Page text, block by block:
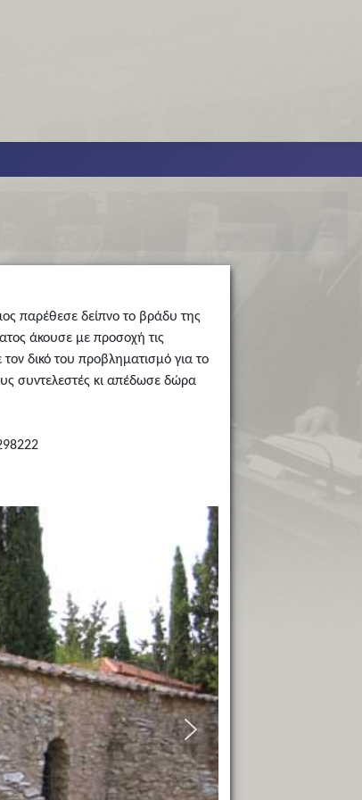
παρέθεσε δείπνο το βράδυ της
άκουσε με προσοχή τις
δικό του προβληματισμό για το
συντελεστές κι απέδωσε δώρα